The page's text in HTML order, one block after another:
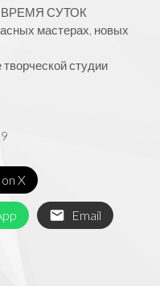
СУТОК
мастерах, новых
студии
X
Email